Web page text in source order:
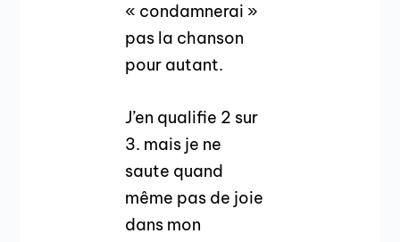
« condamnerai »
pas la chanson
pour autant.
J’en qualifie 2 sur
3. mais je ne
saute quand
même pas de joie
dans mon